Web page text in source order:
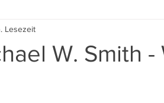
W. Smith -
Lesezeit